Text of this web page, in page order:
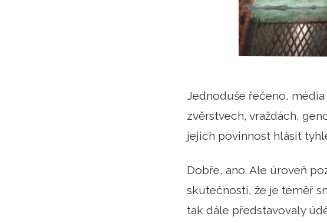
Jednoduše řečeno,
zvěrstvech, vraždách,
jejich povinnost hlásit
Dobře, ano. Ale úroveň
skutečnosti, že je téměř
tak dále představovaly